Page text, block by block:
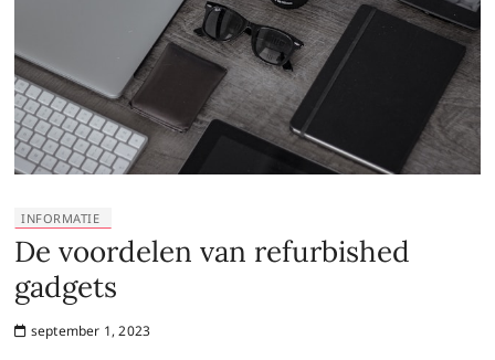
INFORMATIE
De voordelen van refurbished
gadgets
september 1, 2023